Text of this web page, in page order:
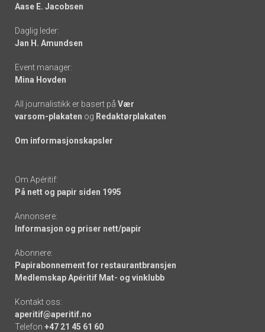
-
links
Aase E. Jacobsen
Daglig leder:
Jan H. Amundsen
Event manager:
Mina Hovden
All journalistikk er basert på Vær
varsom-plakaten og Redaktørplakaten
Om informasjonskapsler
Om Apéritif:
På nett og papir siden 1995
Annonsere:
Informasjon og priser nett/papir
Abonnere:
Papirabonnement for restaurantbransjen
Medlemskap Apéritif Mat- og vinklubb
Kontakt oss:
aperitif@aperitif.no
Telefon +47 21 45 61 60